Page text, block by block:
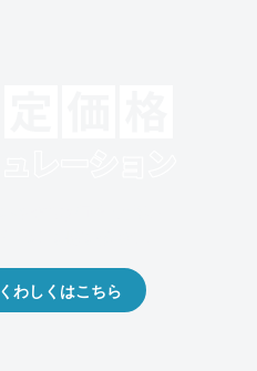
くわしくはこちら